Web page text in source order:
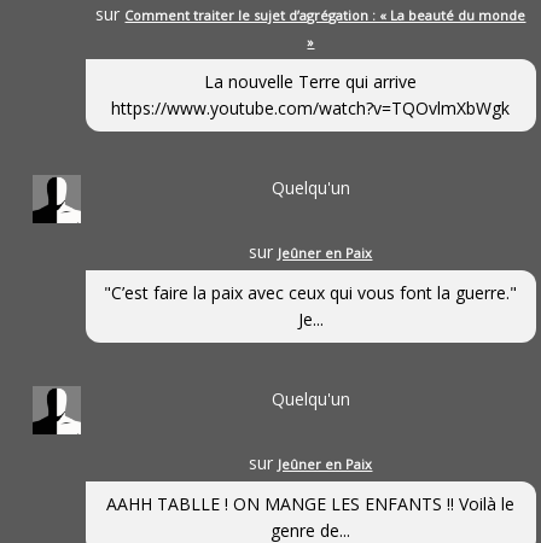
sur Comment traiter le sujet d’agrégation : « La beauté du monde
»
La nouvelle Terre qui arrive
https://www.youtube.com/watch?v=TQOvlmXbWgk
Quelqu'un
sur Jeûner en Paix
"C’est faire la paix avec ceux qui vous font la guerre."
Je...
Quelqu'un
sur Jeûner en Paix
AAHH TABLLE ! ON MANGE LES ENFANTS !! Voilà le
genre de...